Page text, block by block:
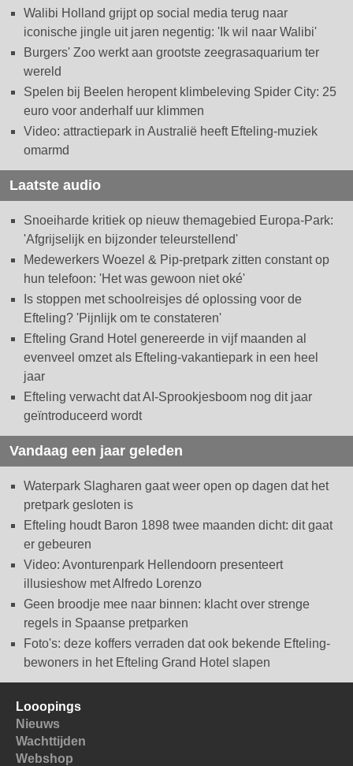
Walibi Holland grijpt op social media terug naar
iconische jingle uit jaren negentig: 'Ik wil naar Walibi'
Burgers' Zoo werkt aan grootste zeegrasaquarium ter
wereld
Spelen bij Beelen heropent klimbeleving Spider City: 25
euro voor anderhalf uur klimmen
Video: attractiepark in Australië heeft Efteling-muziek
omarmd
Laatste audio
Snoeiharde kritiek op nieuw themagebied Europa-Park:
'Afgrijselijk en bijzonder teleurstellend'
Medewerkers Woezel & Pip-pretpark zitten constant op
hun telefoon: 'Het was gewoon niet oké'
Is stoppen met schoolreisjes dé oplossing voor de
Efteling? 'Pijnlijk om te constateren'
Efteling Grand Hotel genereerde in vijf maanden al
evenveel omzet als Efteling-vakantiepark in een heel
jaar
Efteling verwacht dat AI-Sprookjesboom nog dit jaar
geïntroduceerd wordt
Vandaag een jaar geleden
Waterpark Slagharen gaat weer open op dagen dat het
pretpark gesloten is
Efteling houdt Baron 1898 twee maanden dicht: dit gaat
er gebeuren
Video: Avonturenpark Hellendoorn presenteert
illusieshow met Alfredo Lorenzo
Geen broodje mee naar binnen: klacht over strenge
regels in Spaanse pretparken
Foto's: deze koffers verraden dat ook bekende Efteling-
bewoners in het Efteling Grand Hotel slapen
Looopings
Nieuws
Wachttijden
Webshop